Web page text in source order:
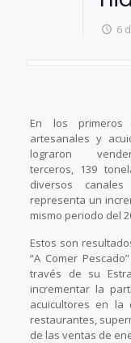
6
En los primeros
artesanales y
lograron
terceros, 139
diversos
representa un
mismo periodo del
Estos son
“A Comer
través de su
incrementar la
acuicultores en la
restaurantes,
de las ventas de